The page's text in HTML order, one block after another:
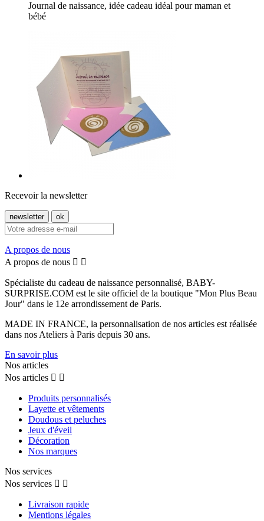
Journal de naissance, idée cadeau idéal pour maman et
bébé
Recevoir la newsletter
A propos de nous
A propos de nous  
Spécialiste du cadeau de naissance personnalisé, BABY-
SURPRISE.COM est le site officiel de la boutique "Mon Plus Beau
Jour" dans le 12e arrondissement de Paris.
MADE IN FRANCE, la personnalisation de nos articles est réalisée
dans nos Ateliers à Paris depuis 30 ans.
En savoir plus
Nos articles
Nos articles  
Produits personnalisés
Layette et vêtements
Doudous et peluches
Jeux d'éveil
Décoration
Nos marques
Nos services
Nos services  
Livraison rapide
Mentions légales